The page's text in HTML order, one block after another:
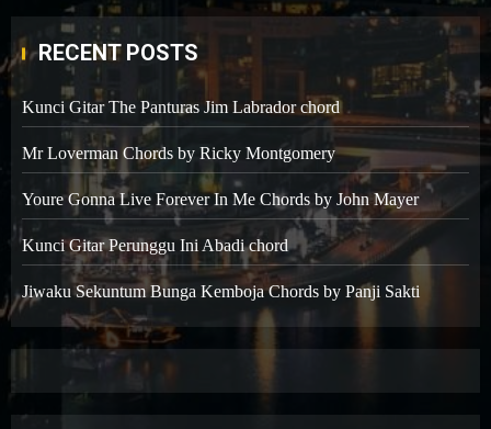
RECENT POSTS
Kunci Gitar The Panturas Jim Labrador chord
Mr Loverman Chords by Ricky Montgomery
Youre Gonna Live Forever In Me Chords by John Mayer
Kunci Gitar Perunggu Ini Abadi chord
Jiwaku Sekuntum Bunga Kemboja Chords by Panji Sakti